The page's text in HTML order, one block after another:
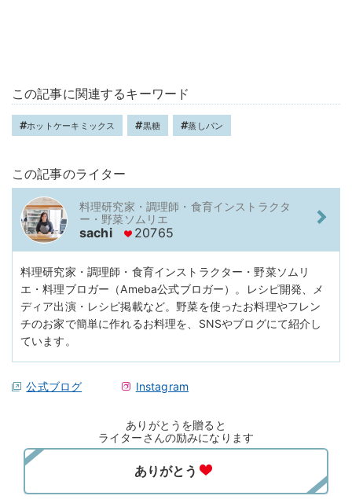
この記事に関連するキーワード
ホットケーキミックス 黒糖 蒸しパン
この記事のライター
料理研究家・調理師・食育インストラクタ
ー・野菜ソムリエ
sachi 20765
料理研究家・調理師・食育インストラクター・野菜ソムリ
エ・料理ブロガー（Ameba公式ブロガー）。レシピ開発、メ
ディア出演・レシピ掲載など。野菜を使ったお料理やフレン
チのお家で簡単に作れるお料理を、SNSやブログにて紹介し
ています。
公式ブログ Instagram
ありがとうを贈ると
ライターさんの励みになります